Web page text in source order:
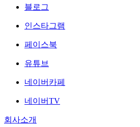
블로그
인스타그램
페이스북
유튜브
네이버카페
네이버TV
회사소개